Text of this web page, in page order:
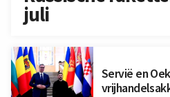
juli
Servië en